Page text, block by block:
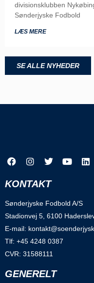
divisionsklubben
Sønderjyske Fodbold
LÆS MERE
SE ALLE NYHEDER
KONTAKT
Sønderjyske Fodbold A/S
Stadionvej 5, 6100
E-mail:
Tlf: +45 4248 0387
CVR: 31588111
GENERELT